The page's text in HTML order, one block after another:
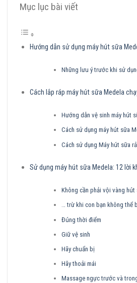
Mục lục bài viết
Hướng dẫn sử dụng máy hút sữa
Những lưu ý trước khi sử
Cách lắp ráp máy hút sữa Medela
Hướng dẫn vệ sinh máy hút
Cách sử dụng máy hút sữa
Cách sử dụng Máy hút sữa
Sử dụng máy hút sữa Medela: 12 lời
Không cần phải vội vàng
… trừ khi con bạn không thể
Đúng thời điểm
Giữ vệ sinh
Hãy chuẩn bị
Hãy thoải mái
Massage ngực trước và